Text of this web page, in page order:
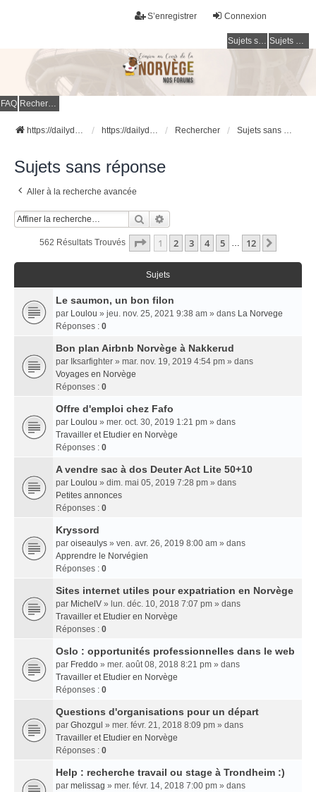
Connexion
S’enregistrer
Sujets sans réponse Sujets actifs
FAQ Rechercher
https://dailydigesthub.com https://dailydigesthub.com Rechercher Sujets sans réponse
Sujets sans réponse
Aller à la recherche avancée
Rechercher
562 Résultats Trouvés Page 1Sur
1 2 3 4 5 … 12
Sujets
Le saumon, un bon filon
par Loulou » jeu. nov. 25, 2021 9:38 am » dans La Norvege
Réponses : 0
Bon plan Airbnb Norvège à Nakkerud
par Iksarfighter » mar. nov. 19, 2019 4:54 pm » dans
Voyages en Norvège
Réponses : 0
Offre d'emploi chez Fafo
par Loulou » mer. oct. 30, 2019 1:21 pm » dans
Travailler et Etudier en Norvège
Réponses : 0
A vendre sac à dos Deuter Act Lite 50+10
par Loulou » dim. mai 05, 2019 7:28 pm » dans
Petites annonces
Réponses : 0
Kryssord
par oiseaulys » ven. avr. 26, 2019 8:00 am » dans
Apprendre le Norvégien
Réponses : 0
Sites internet utiles pour expatriation en Norvège
par MichelV » lun. déc. 10, 2018 7:07 pm » dans
Travailler et Etudier en Norvège
Réponses : 0
Oslo : opportunités professionnelles dans le web
par Freddo » mer. août 08, 2018 8:21 pm » dans
Travailler et Etudier en Norvège
Réponses : 0
Questions d'organisations pour un départ
par Ghozgul » mer. févr. 21, 2018 8:09 pm » dans
Travailler et Etudier en Norvège
Réponses : 0
Help : recherche travail ou stage à Trondheim :)
par melissag » mer. févr. 14, 2018 7:00 pm » dans